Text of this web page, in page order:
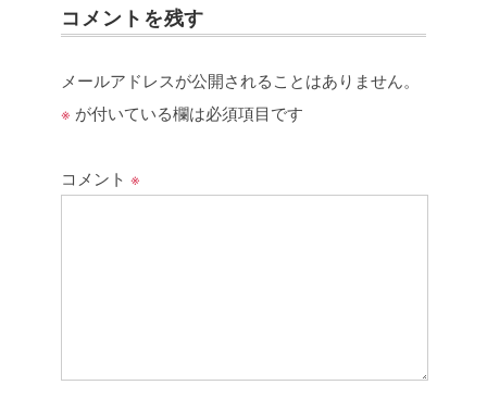
コメントを残す
メールアドレスが公開されることはありません。
※ が付いている欄は必須項目です
コメント ※